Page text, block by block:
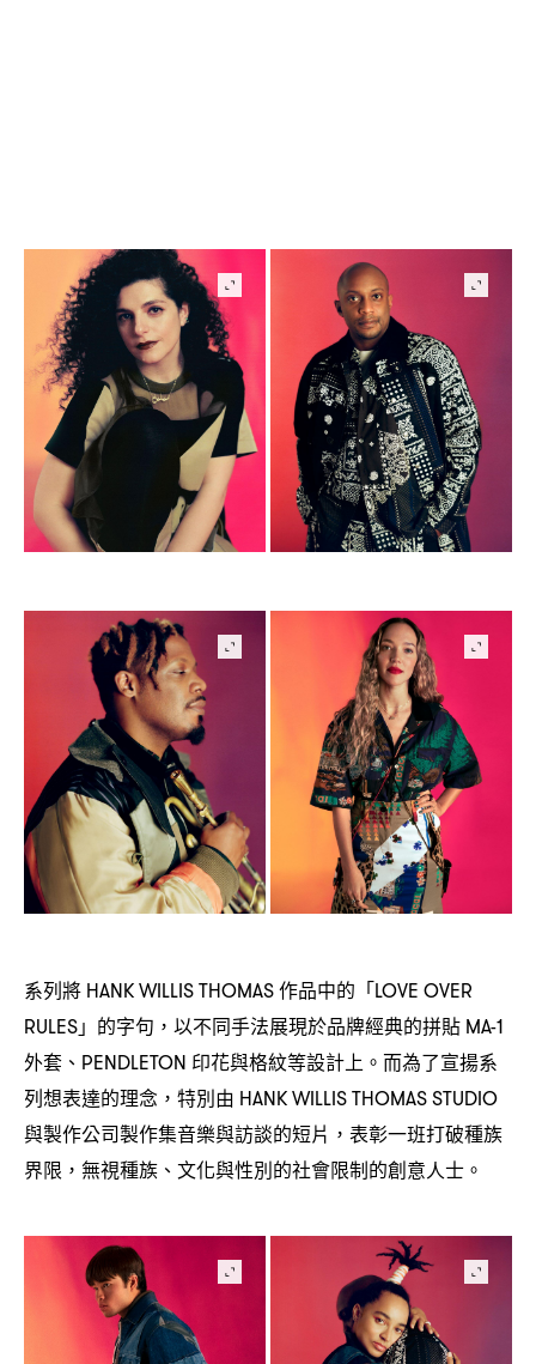
系列將 HANK WILLIS THOMAS作品中的「LOVE OVER
RULES」的字句 ， 以不同手法展現於品牌經典的拼貼 MA-1
外套、 PENDLETON 印花與格紋等設計上。而為了宣揚系
列想表達的理念 ， 特別由 HANK WILLIS THOMAS STUDIO
與製作公司製作集音樂與訪談的短片 ， 表彰一班打破種族
界限 ， 無視種族、文化與性別的社會限制的創意人士。